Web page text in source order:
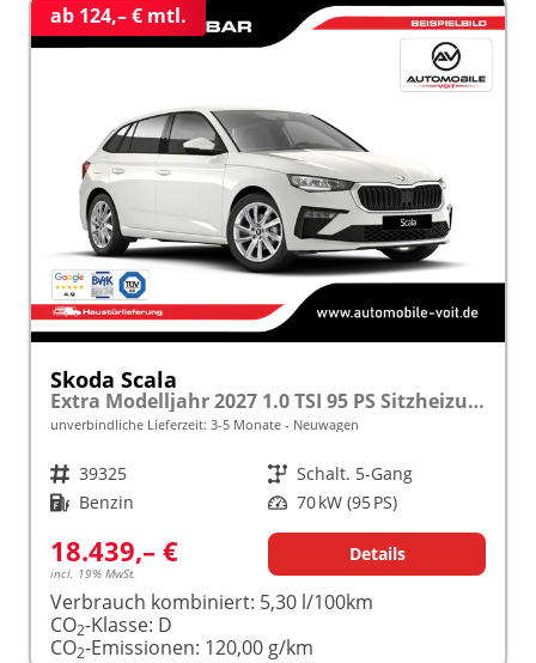
ab 124,– € mtl.
Skoda Scala
Extra Modelljahr 2027 1.0 TSI 95 PS Sitzheizung inkl. 5 J. Garantie frei konfigurierbar
unverbindliche Lieferzeit: 3-5 Monate Neuwagen
Fahrzeugnr. 39325 Getriebe Schalt. 5-Gang
Kraftstoff Benzin Leistung 70 kW (95 PS)
18.439,– €
incl. 19% MwSt.
Details
Verbrauch kombiniert: 5,30 l/100km
CO2-Klasse: D
CO2-Emissionen: 120,00 g/km